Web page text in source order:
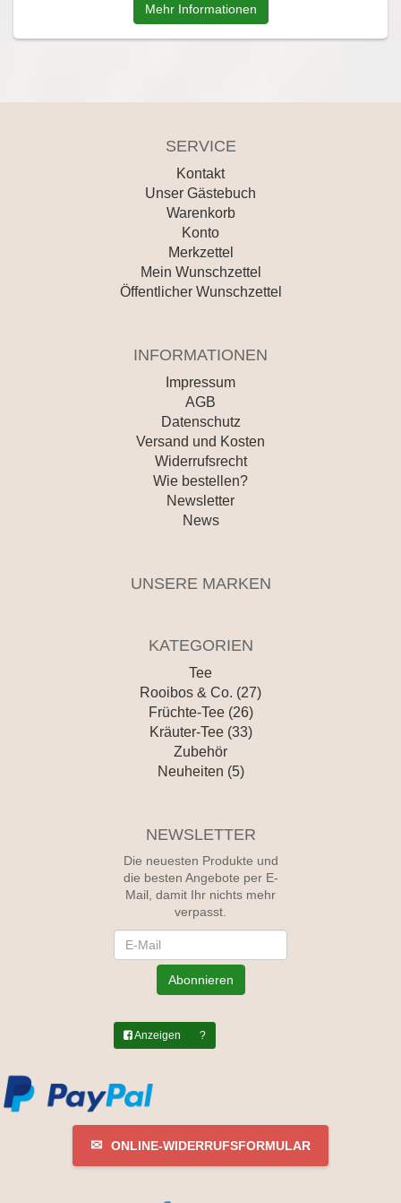
Mehr Informationen
SERVICE
Kontakt
Unser Gästebuch
Warenkorb
Konto
Merkzettel
Mein Wunschzettel
Öffentlicher Wunschzettel
INFORMATIONEN
Impressum
AGB
Datenschutz
Versand und Kosten
Widerrufsrecht
Wie bestellen?
Newsletter
News
UNSERE MARKEN
KATEGORIEN
Tee
Rooibos & Co. (27)
Früchte-Tee (26)
Kräuter-Tee (33)
Zubehör
Neuheiten (5)
NEWSLETTER
Die neuesten Produkte und
die besten Angebote per E-
Mail, damit Ihr nichts mehr
verpasst.
Abonnieren
Anzeigen ?
✉ ONLINE-WIDERRUFSFORMULAR